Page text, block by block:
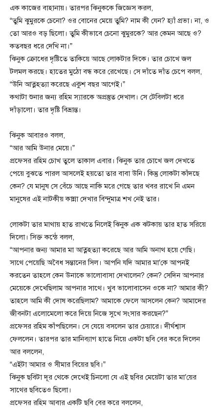
এক কাজের বাহানায়। তারপর ঝিনুককে জিজ্ঞেস করল,
“তুমি ঝুমুরকে চেনো? ওর বোনের মেয়ে তুমি? নাম কী যেন? হ্যাঁ প্রভা। না, ও
তো আরও বড় ছিলো। তুমি কীভাবে চেনো ঝুমুরকে? আর কেমন আছে ও?
কতবছর ধরে দেখি না।”
ঝিনুক ক্রোধের দৃষ্টিতে তাকিয়ে আছে লোকটার দিকে। তার চোখে জল
টলমল করছে। হাতের মুঠো বন্ধ করে রেখেছে। সে দাঁতে দাঁত চেপে বলল,
“উনি আত্নহত্যা করেছে একুশ বছর আগেই।”
কথাটা শুনার জন্য রহিম স্যারকে অপ্রস্তুত দেখাল। সে টেবিলটা ধরে
দাঁড়ালো। তার দৃষ্টি বিভ্রান্ত।
ঝিনুক আবারও বলল,
“আর আমি উনার মেয়ে।”
প্রফেসর রহিম চোখ তুলে তাকাল এবার। ঝিনুক তার চোখে জল দেখতে
পেয়ে বুঝতে পারল আসলেই হয়তো তার বাবা উনি। কিন্তু লোকটা কাঁদছে
কেন? যে মানুষ সে বেঁচে আছে নাকি মরে গেছে তার খবর রাখে নি এমন
মানুষের এই নাটকীয় কান্না দেখার বিন্দুমাত্র শখ নেই তার।
লোকটা তার মাথায় হাত রাখতে নিলেই ঝিনুক এক ঝটকায় তার হাত সরিয়ে
দিলো। সিক্ত কন্ঠে বলল,
“আপনার জন্য আমার মা আত্নহত্যা করেছে আর আমি অনাথ হয়ে গেছি।
সাথে পেয়েছি অবৈধ সন্তানের সিল। আপনি যদি আমার মা’কে আপনই
করতেন তাহলে কেন উনাকে ভালোবাসা দেখালেন? কেন? সেদিন আপনার
মেয়েকে দেখেছিলাম আপনার সাথে। খুব ভালোবাসেন ওকে না? আমার কী?
তাহলে আমি কী দোষ করেছিলাম? আমাকে ফেলে আসলেন কেন? আমাদের
জীবনটা এলোমেলো করে দিয়ে নিজে সুখে সংসার করছেন?”
প্রফেসর রহিম কাঁপছিলেন। সে যেয়ে বসলেন তার চেয়ারে। দীর্ঘশ্বাস
ফেললেন। তারপর তার মানিব্যাগ হাতে নিয়ে একটা ছবি বের করে দিলেন
আর বললেন,
“এইটা আমার ও সীমার বিয়ের ছবি।”
ঝিনুক ছবিটা দূর থেকে দেখেই চিনলো যে এই ছবির মেয়েটা তার মা’য়ের
সাথের ছবিতেও ছিলো।
প্রফেসর রহিম আবার একটি ছবি বের করে বললেন,